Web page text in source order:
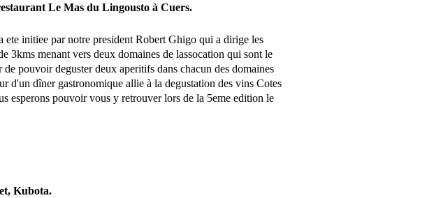
Le Mas du Lingousto à Cuers.
initiee par notre president Robert Ghigo qui a dirige les
3kms menant vers deux domaines de lassocation qui sont le
pouvoir deguster deux aperitifs dans chacun des domaines
d'un dîner gastronomique allie à la degustation des vins Cotes
esperons pouvoir vous y retrouver lors de la 5eme edition le
Kubota.